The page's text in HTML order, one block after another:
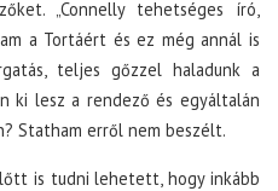
„Connelly tehetséges író,
a Tortáért és ez még annál is
teljes gőzzel haladunk a
ki lesz a rendező és egyáltalán
Statham erről nem beszélt.
is tudni lehetett, hogy inkább